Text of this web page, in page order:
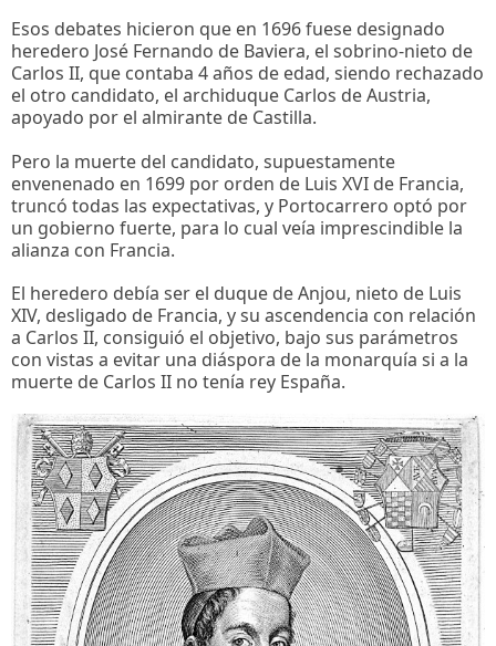
Esos debates hicieron que en 1696 fuese designado
heredero José Fernando de Baviera, el sobrino-nieto de
Carlos II, que contaba 4 años de edad, siendo rechazado
el otro candidato, el archiduque Carlos de Austria,
apoyado por el almirante de Castilla.
Pero la muerte del candidato, supuestamente
envenenado en 1699 por orden de Luis XVI de Francia,
truncó todas las expectativas, y Portocarrero optó por
un gobierno fuerte, para lo cual veía imprescindible la
alianza con Francia.
El heredero debía ser el duque de Anjou, nieto de Luis
XIV, desligado de Francia, y su ascendencia con relación
a Carlos II, consiguió el objetivo, bajo sus parámetros
con vistas a evitar una diáspora de la monarquía si a la
muerte de Carlos II no tenía rey España.